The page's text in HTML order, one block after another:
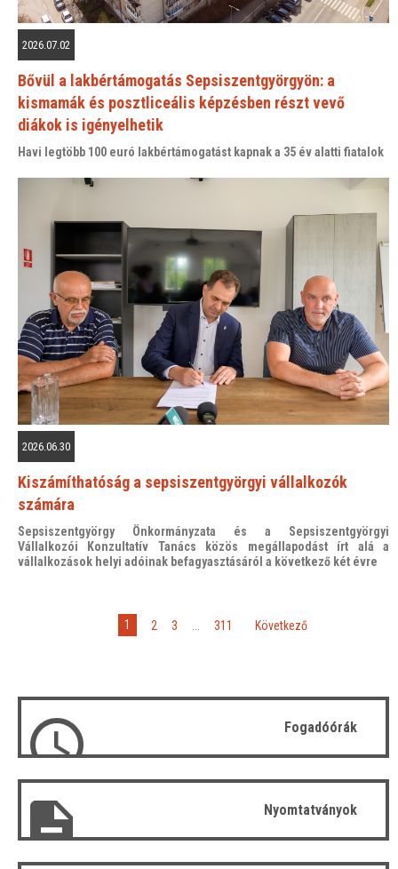
2026.07.02
Bővül a lakbértámogatás Sepsiszentgyörgyön: a
kismamák és posztliceális képzésben részt vevő
diákok is igényelhetik
Havi legtöbb 100 euró lakbértámogatást kapnak a 35 év alatti fiatalok
2026.06.30
Kiszámíthatóság a sepsiszentgyörgyi vállalkozók
számára
Sepsiszentgyörgy Önkormányzata és a Sepsiszentgyörgyi
Vállalkozói Konzultatív Tanács közös megállapodást írt alá a
vállalkozások helyi adóinak befagyasztásáról a következő két évre
1 2 3 311 Következő
Fogadóórák
Nyomtatványok